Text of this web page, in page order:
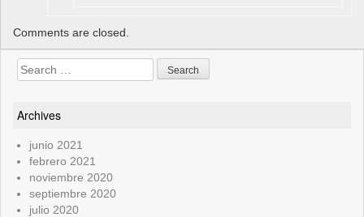
Comments are closed.
Search
for:
Archives
junio 2021
febrero 2021
noviembre 2020
septiembre 2020
julio 2020